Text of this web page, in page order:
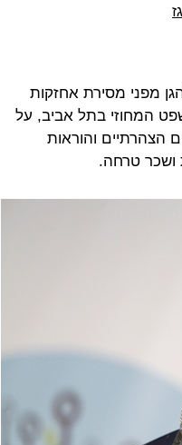
מפני מסירת אחזקות
המחוזי בתל אביב, על
הצהרתיים והוראות
ושכר טרחה.